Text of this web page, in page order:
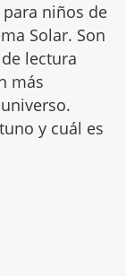
niños de
Solar. Son
lectura
más
y cuál es